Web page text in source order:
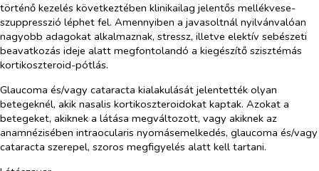
történő kezelés következtében klinikailag jelentős mellékvese-
szuppresszió léphet fel. Amennyiben a javasoltnál nyilvánvalóan
nagyobb adagokat alkalmaznak, stressz, illetve elektív sebészeti
beavatkozás ideje alatt megfontolandó a kiegészítő szisztémás
kortikoszteroid-pótlás.
Glaucoma és/vagy cataracta kialakulását jelentették olyan
betegeknél, akik nasalis kortikoszteroidokat kaptak. Azokat a
betegeket, akiknek a látása megváltozott, vagy akiknek az
anamnézisében intraocularis nyomásemelkedés, glaucoma és/vagy
cataracta szerepel, szoros megfigyelés alatt kell tartani.